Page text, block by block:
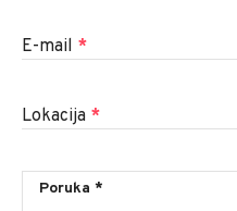
E-mail *
Lokacija *